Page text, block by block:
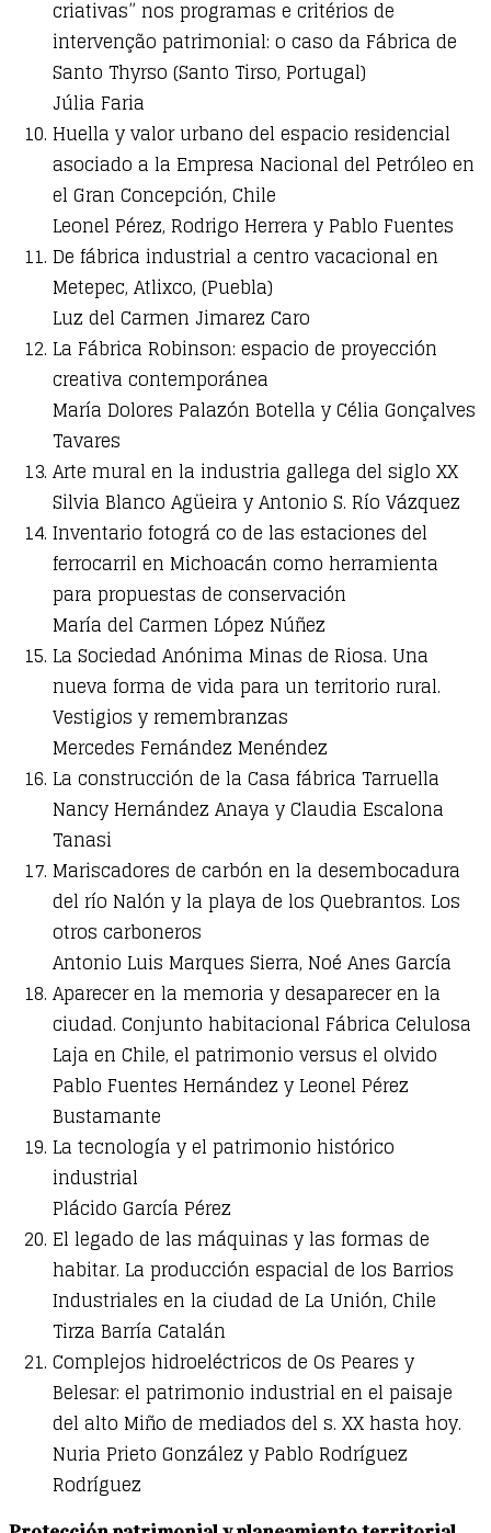
criativas” nos programas e critérios de
intervenção patrimonial: o caso da Fábrica de
Santo Thyrso (Santo Tirso, Portugal)
Júlia Faria
Huella y valor urbano del espacio residencial
asociado a la Empresa Nacional del Petróleo en
el Gran Concepción, Chile
Leonel Pérez, Rodrigo Herrera y Pablo Fuentes
De fábrica industrial a centro vacacional en
Metepec, Atlixco, (Puebla)
Luz del Carmen Jimarez Caro
La Fábrica Robinson: espacio de proyección
creativa contemporánea
María Dolores Palazón Botella y Célia Gonçalves
Tavares
Arte mural en la industria gallega del siglo XX
Silvia Blanco Agüeira y Antonio S. Río Vázquez
Inventario fotográ co de las estaciones del
ferrocarril en Michoacán como herramienta
para propuestas de conservación
María del Carmen López Núñez
La Sociedad Anónima Minas de Riosa. Una
nueva forma de vida para un territorio rural.
Vestigios y remembranzas
Mercedes Fernández Menéndez
La construcción de la Casa fábrica Tarruella
Nancy Hernández Anaya y Claudia Escalona
Tanasi
Mariscadores de carbón en la desembocadura
del río Nalón y la playa de los Quebrantos. Los
otros carboneros
Antonio Luis Marques Sierra, Noé Anes García
Aparecer en la memoria y desaparecer en la
ciudad. Conjunto habitacional Fábrica Celulosa
Laja en Chile, el patrimonio versus el olvido
Pablo Fuentes Hernández y Leonel Pérez
Bustamante
La tecnología y el patrimonio histórico
industrial
Plácido García Pérez
El legado de las máquinas y las formas de
habitar. La producción espacial de los Barrios
Industriales en la ciudad de La Unión, Chile
Tirza Barría Catalán
Complejos hidroeléctricos de Os Peares y
Belesar: el patrimonio industrial en el paisaje
del alto Miño de mediados del s. XX hasta hoy.
Nuria Prieto González y Pablo Rodríguez
Rodríguez